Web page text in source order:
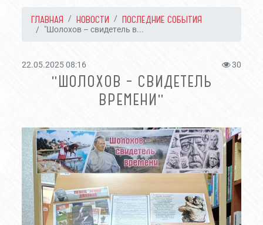
ГЛАВНАЯ НОВОСТИ ПОСЛЕДНИЕ СОБЫТИЯ
"Шолохов – свидетель в...
22.05.2025 08:16 30
"ШОЛОХОВ – СВИДЕТЕЛЬ
ВРЕМЕНИ"